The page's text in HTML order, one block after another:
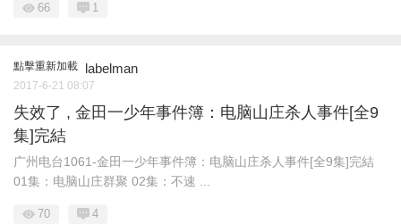
66 1
點擊重新加載 labelman
2017-6-21 08:07
失效了 , 金田一少年事件簿：电脑山庄杀人事件[全9
集]完結
广州电台1061-金田一少年事件簿：电脑山庄杀人事件[全9集]完結
01集：电脑山庄群聚 02集：不速 ...
70 4